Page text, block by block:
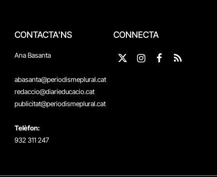
CONTACTA'NS
Ana Basanta
abasanta@periodismeplural.cat
redaccio@diarieducacio.cat
publicitat@periodismeplural.cat
Telèfon:
932 311 247
CONNECTA
X
InstagramFacebook
RSS